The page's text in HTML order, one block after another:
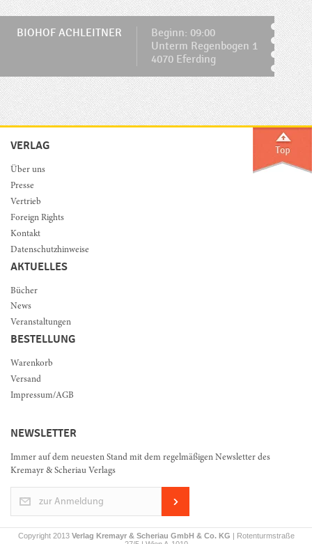
BIOHOF ACHLEITNER
Beginn: 09:00
Unterm Regenbogen 1
4070 Eferding
VERLAG
Über uns
Presse
Vertrieb
Foreign Rights
Kontakt
Datenschutzhinweise
AKTUELLES
Bücher
News
Veranstaltungen
BESTELLUNG
Warenkorb
Versand
Impressum/AGB
NEWSLETTER
Immer auf dem neuesten Stand mit dem regelmäßigen Newsletter des
Kremayr & Scheriau Verlags
zur Anmeldung
Copyright 2013 Verlag Kremayr & Scheriau GmbH & Co. KG | Rotenturmstraße